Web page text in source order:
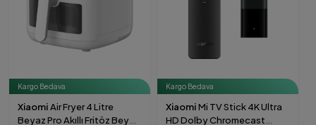
Kargo Bedava
XiaomiAir Fryer 4 Litre
Beyaz Pro Akıllı Fritöz Beyaz
Kargo Bedava
XiaomiMi TV Stick 4K Ultra
HD Dolby Chromecast